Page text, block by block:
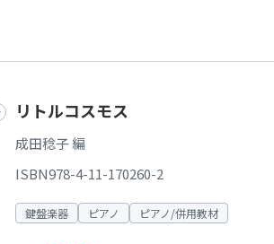
リトルコスモス
成田稔子 編
ISBN978-4-11-170260-2
鍵盤楽器 ピアノ ピアノ/併用教材